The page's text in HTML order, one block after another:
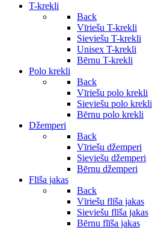
T-krekli
Back
Vīriešu T-krekli
Sieviešu T-krekli
Unisex T-krekli
Bērnu T-krekli
Polo krekli
Back
Vīriešu polo krekli
Sieviešu polo krekli
Bērnu polo krekli
Džemperi
Back
Vīriešu džemperi
Sieviešu džemperi
Bērnu džemperi
Flīša jakas
Back
Vīriešu flīša jakas
Sieviešu flīša jakas
Bērnu flīša jakas